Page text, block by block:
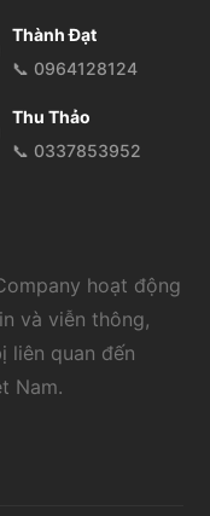
Thành Đạt
📞 0964128124
Thu Thảo
📞 0337853952
hoạt động
và viễn thông,
liên quan đến
Nam.